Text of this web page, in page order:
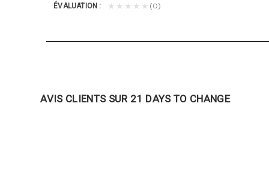
ÉVALUATION ★★★★★ (0)
AVIS CLIENTS SUR 21 DAYS TO CHANGE